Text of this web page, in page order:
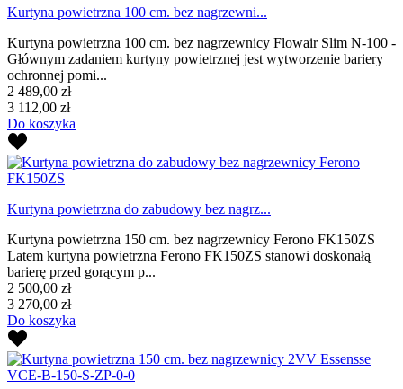
Kurtyna powietrzna 100 cm. bez nagrzewni...
Kurtyna powietrzna 100 cm. bez nagrzewnicy Flowair Slim N-100 -
Głównym zadaniem kurtyny powietrznej jest wytworzenie bariery
ochronnej pomi...
2 489,00 zł
3 112,00 zł
Do koszyka
Kurtyna powietrzna do zabudowy bez nagrz...
Kurtyna powietrzna 150 cm. bez nagrzewnicy Ferono FK150ZS
Latem kurtyna powietrzna Ferono FK150ZS stanowi doskonałą
barierę przed gorącym p...
2 500,00 zł
3 270,00 zł
Do koszyka